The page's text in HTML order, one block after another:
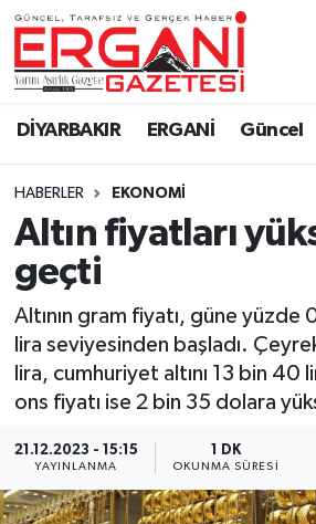
DİYARBAKIR ERGANİ Güncel
HABERLER EKONOMİ
Altın fiyatları
geçti
Altının gram fiyatı, güne yüzde
lira seviyesinden başladı.
lira, cumhuriyet altını 13 bin 40
ons fiyatı ise 2 bin 35 dolara
21.12.2023 - 15:15
YAYINLANMA
1 DK
OKUNMA SÜRESI
DİYARBAKIR
BİSMİL
BAĞLAR
ERGANİ
Güncel
Eği̇ti̇m
Resmi İlanlar
Sağlık
Ergani Nöbetçi Eczaneler
Ergani Hava Durumu
Ergani Trafik Yoğunluk
Süper Lig Puan Durumu ve
Tüm Manşetler
Son Dakika Haberleri